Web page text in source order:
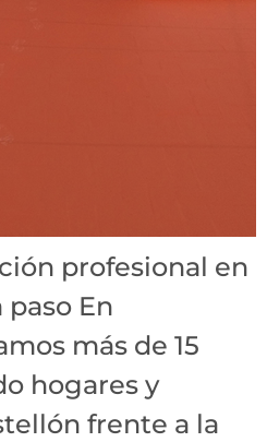
profesional en
paso En
más de 15
hogares y
frente a la